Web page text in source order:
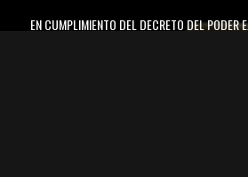
EN CUMPLIMIENTO DEL DECRETO DEL